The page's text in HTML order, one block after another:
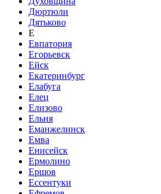
Дюртюли
Дятьково
Е
Евпатория
Егорьевск
Ейск
Екатеринбург
Елабуга
Елец
Елизово
Ельня
Еманжелинск
Емва
Енисейск
Ермолино
Ершов
Ессентуки